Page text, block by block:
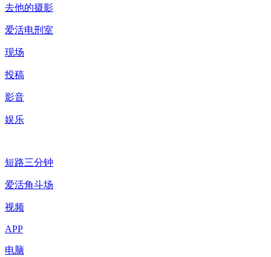
去他的摄影
爱活电刑室
现场
投稿
影音
娱乐
短路三分钟
爱活角斗场
视频
APP
电脑